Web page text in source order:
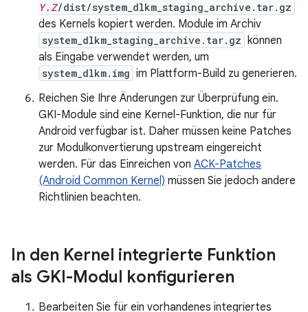
Y.Z/dist/system_dlkm_staging_archive.tar.gz
des Kernels kopiert werden. Module im Archiv
system_dlkm_staging_archive.tar.gz können
als Eingabe verwendet werden, um
system_dlkm.img im Plattform-Build zu generieren.
Reichen Sie Ihre Änderungen zur Überprüfung ein.
GKI-Module sind eine Kernel-Funktion, die nur für
Android verfügbar ist. Daher müssen keine Patches
zur Modulkonvertierung upstream eingereicht
werden. Für das Einreichen von ACK-Patches
(Android Common Kernel) müssen Sie jedoch andere
Richtlinien beachten.
In den Kernel integrierte Funktion
als GKI-Modul konfigurieren
Bearbeiten Sie für ein vorhandenes integriertes